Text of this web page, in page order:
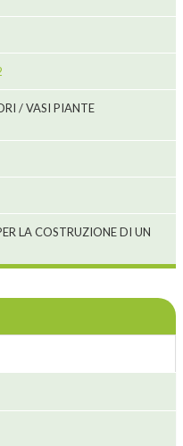
1
/ VASI PIANTE
4
3
LA COSTRUZIONE DI UN